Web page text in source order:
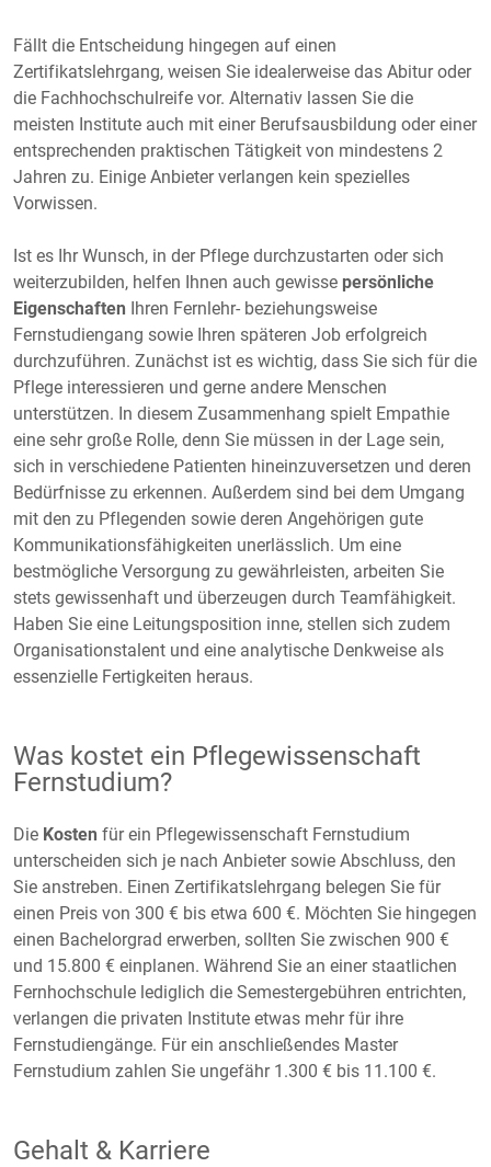
Fällt die Entscheidung hingegen auf einen
Zertifikatslehrgang, weisen Sie idealerweise das Abitur oder
die Fachhochschulreife vor. Alternativ lassen Sie die
meisten Institute auch mit einer Berufsausbildung oder einer
entsprechenden praktischen Tätigkeit von mindestens 2
Jahren zu. Einige Anbieter verlangen kein spezielles
Vorwissen.
Ist es Ihr Wunsch, in der Pflege durchzustarten oder sich
weiterzubilden, helfen Ihnen auch gewisse persönliche
Eigenschaften Ihren Fernlehr- beziehungsweise
Fernstudiengang sowie Ihren späteren Job erfolgreich
durchzuführen. Zunächst ist es wichtig, dass Sie sich für die
Pflege interessieren und gerne andere Menschen
unterstützen. In diesem Zusammenhang spielt Empathie
eine sehr große Rolle, denn Sie müssen in der Lage sein,
sich in verschiedene Patienten hineinzuversetzen und deren
Bedürfnisse zu erkennen. Außerdem sind bei dem Umgang
mit den zu Pflegenden sowie deren Angehörigen gute
Kommunikationsfähigkeiten unerlässlich. Um eine
bestmögliche Versorgung zu gewährleisten, arbeiten Sie
stets gewissenhaft und überzeugen durch Teamfähigkeit.
Haben Sie eine Leitungsposition inne, stellen sich zudem
Organisationstalent und eine analytische Denkweise als
essenzielle Fertigkeiten heraus.
Was kostet ein Pflegewissenschaft
Fernstudium?
Die Kosten für ein Pflegewissenschaft Fernstudium
unterscheiden sich je nach Anbieter sowie Abschluss, den
Sie anstreben. Einen Zertifikatslehrgang belegen Sie für
einen Preis von 300 € bis etwa 600 €. Möchten Sie hingegen
einen Bachelorgrad erwerben, sollten Sie zwischen 900 €
und 15.800 € einplanen. Während Sie an einer staatlichen
Fernhochschule lediglich die Semestergebühren entrichten,
verlangen die privaten Institute etwas mehr für ihre
Fernstudiengänge. Für ein anschließendes Master
Fernstudium zahlen Sie ungefähr 1.300 € bis 11.100 €.
Gehalt & Karriere